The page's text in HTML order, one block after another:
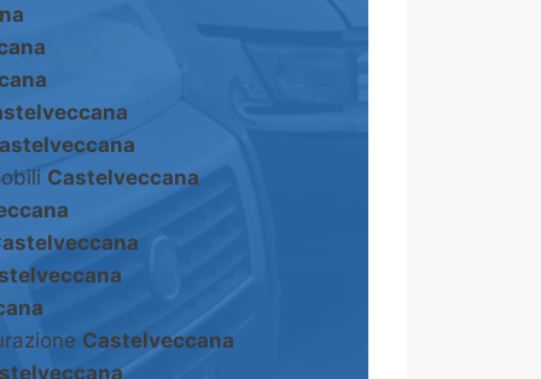
Castelveccana
Castelveccana